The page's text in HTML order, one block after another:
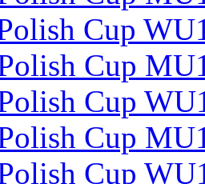
Cup
Cup
Cup
Cup
Cup